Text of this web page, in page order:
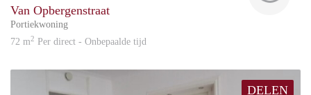
Van Opbergenstraat
Portiekwoning
72 m2 Per direct - Onbepaalde tijd
DELEN